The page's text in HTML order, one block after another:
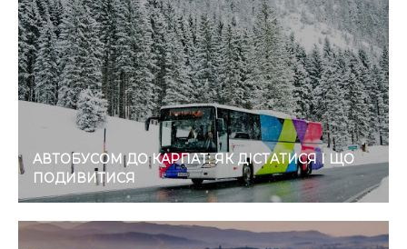
АВТОБУСОМ ДО КАРПАТ: ЯК ДІСТАТИСЯ І ЩО
ПОДИВИТИСЯ